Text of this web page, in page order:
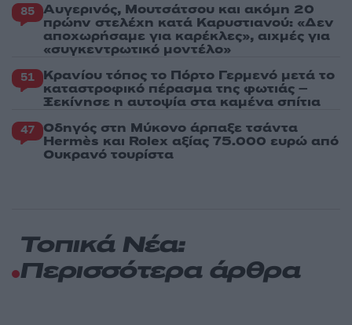
85 Αυγερινός, Μουτσάτσου και ακόμη 20
πρώην στελέχη κατά Καρυστιανού: «Δεν
αποχωρήσαμε για καρέκλες», αιχμές για
«συγκεντρωτικό μοντέλο»
51 Κρανίου τόπος το Πόρτο Γερμενό μετά το
καταστροφικό πέρασμα της φωτιάς –
Ξεκίνησε η αυτοψία στα καμένα σπίτια
47 Οδηγός στη Μύκονο άρπαξε τσάντα
Hermès και Rolex αξίας 75.000 ευρώ από
Ουκρανό τουρίστα
Τοπικά Νέα:
Περισσότερα άρθρα